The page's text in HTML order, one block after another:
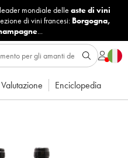
mondiale delle aste di vini
di vini francesi: Borgogna,
...
Valutazione Enciclopedia